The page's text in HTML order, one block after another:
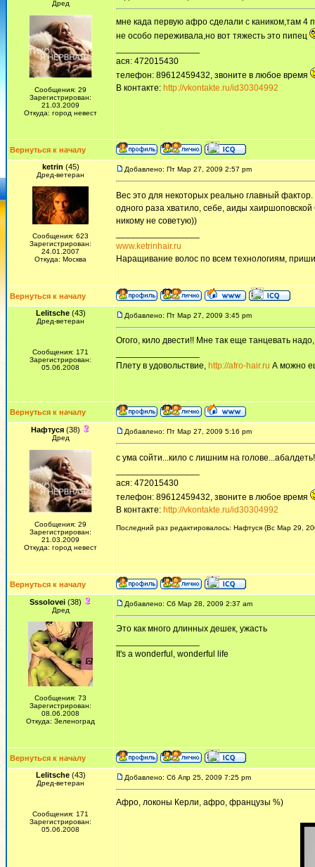
Дред
Сообщения: 29
Зарегистрирован:
21.03.2009
Откуда: город невест
мне када первую афро сделали с каником,там 4
не особо переживала,но вот тяжесть это пипец
ася: 472015430
телефон: 89612459432, звоните в любое время
В контакте: http://vkontakte.ru/id30304992
Вернуться к началу
ketrin (45)
Дред-ветеран
Сообщения: 623
Зарегистрирован:
24.01.2007
Откуда: Москва
Добавлено: Пт Мар 27, 2009 2:57 pm
Вес это для некоторых реально главный
одного раза хватило, себе, аиды
никому не советую))
www.ketrinhair.ru
Наращивание волос по всем технологиям,
Вернуться к началу
Lelitsche(43)
Дред-ветеран
Сообщения: 171
Зарегистрирован:
05.06.2008
Добавлено: Пт Мар 27, 2009 3:45 pm
Огого, кило двести!! Мне так еще танцевать
Плету в удовольствие, http://afro-hair.ru А можно
Вернуться к началу
Нафтуся (38)
Дред
Сообщения: 29
Зарегистрирован:
21.03.2009
Откуда: город невест
Добавлено: Пт Мар 27, 2009 5:16 pm
с ума сойти...кило с лишним на
ася: 472015430
телефон: 89612459432, звоните в любое время
В контакте: http://vkontakte.ru/id30304992
Последний раз редактировалось: Нафтуся (Вс Мар 29,
Вернуться к началу
Sssolovei (38)
Дред
Сообщения: 73
Зарегистрирован:
08.06.2008
Откуда: Зеленоград
Добавлено: Сб Мар 28, 2009 2:37 am
Это как много длинных дешек, ужасть
It's a wonderful, wonderful life
Вернуться к началу
Lelitsche(43)
Дред-ветеран
Сообщения: 171
Зарегистрирован:
05.06.2008
Добавлено: Сб Апр 25, 2009 7:25 pm
Афро, локоны Керли, афро, французы %)